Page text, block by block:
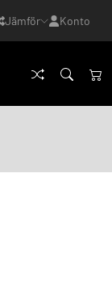
Jämför Konto